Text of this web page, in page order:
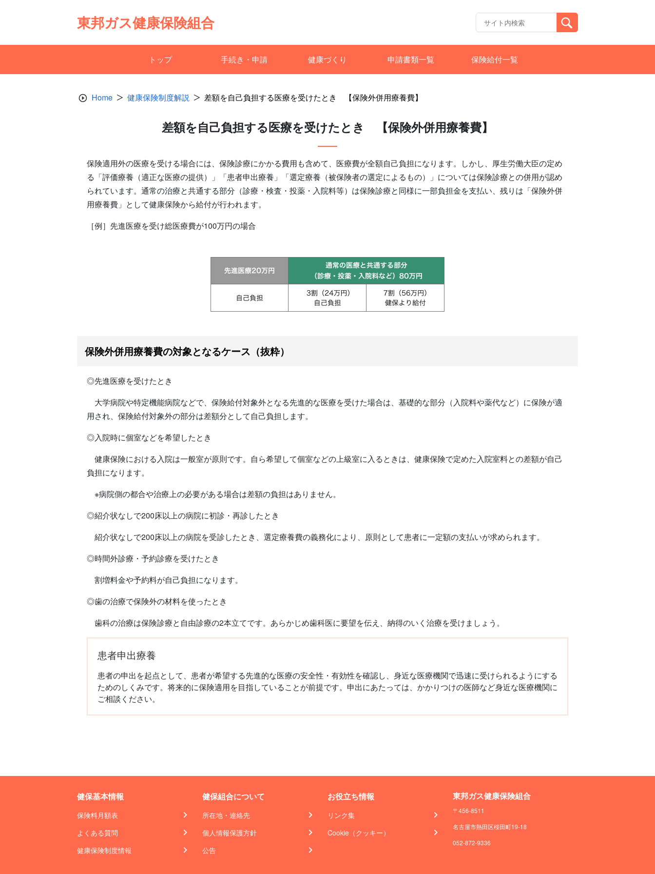
東邦ガス健康保険組合
トップ 手続き・申請 健康づくり 申請書類一覧 保険給付一覧
Home 健康保険制度解説 差額を自己負担する医療を受けたとき 【保険外併用療養費】
差額を自己負担する医療を受けたとき 【保険外併用療養費】
保険適用外の医療を受ける場合には、保険診療にかかる費用も含めて、医療費が全額自己負担になります。しかし、厚生労働大臣の定め
る「評価療養（適正な医療の提供）」「患者申出療養」「選定療養（被保険者の選定によるもの）」については保険診療との併用が認め
られています。通常の治療と共通する部分（診療・検査・投薬・入院料等）は保険診療と同様に一部負担金を支払い、残りは「保険外併
用療養費」として健康保険から給付が行われます。
［例］先進医療を受け総医療費が100万円の場合
保険外併用療養費の対象となるケース（抜粋）
◎先進医療を受けたとき
大学病院や特定機能病院などで、保険給付対象外となる先進的な医療を受けた場合は、基礎的な部分（入院料や薬代など）に保険が適
用され、保険給付対象外の部分は差額分として自己負担します。
◎入院時に個室などを希望したとき
健康保険における入院は一般室が原則です。自ら希望して個室などの上級室に入るときは、健康保険で定めた入院室料との差額が自己
負担になります。
※病院側の都合や治療上の必要がある場合は差額の負担はありません。
◎紹介状なしで200床以上の病院に初診・再診したとき
紹介状なしで200床以上の病院を受診したとき、選定療養費の義務化により、原則として患者に一定額の支払いが求められます。
◎時間外診療・予約診療を受けたとき
割増料金や予約料が自己負担になります。
◎歯の治療で保険外の材料を使ったとき
歯科の治療は保険診療と自由診療の2本立てです。あらかじめ歯科医に要望を伝え、納得のいく治療を受けましょう。
患者申出療養
患者の申出を起点として、患者が希望する先進的な医療の安全性・有効性を確認し、身近な医療機関で迅速に受けられるようにする
ためのしくみです。将来的に保険適用を目指していることが前提です。申出にあたっては、かかりつけの医師など身近な医療機関に
ご相談ください。
健保基本情報
保険料月額表
よくある質問
健康保険制度情報
健保組合について
所在地・連絡先
個人情報保護方針
公告
お役立ち情報
リンク集
Cookie（クッキー）
東邦ガス健康保険組合
〒456-8511
名古屋市熱田区桜田町19-18
052-872-9336